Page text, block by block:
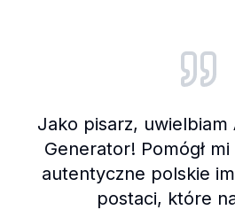
Jako pisarz, uwielbiam
Generator! Pomógł
autentyczne polskie
postaci, które